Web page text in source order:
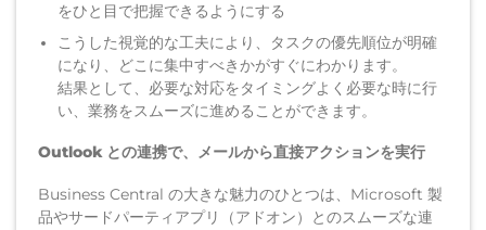
をひと目で把握できるようにする
こうした視覚的な工夫により、タスクの優先順位が明確
になり、どこに集中すべきかがすぐにわかります。
結果として、必要な対応をタイミングよく必要な時に行
い、業務をスムーズに進めることができます。
Outlook との連携で、メールから直接アクションを実行
Business Central の大きな魅力のひとつは、Microsoft 製
品やサードパーティアプリ（アドオン）とのスムーズな連